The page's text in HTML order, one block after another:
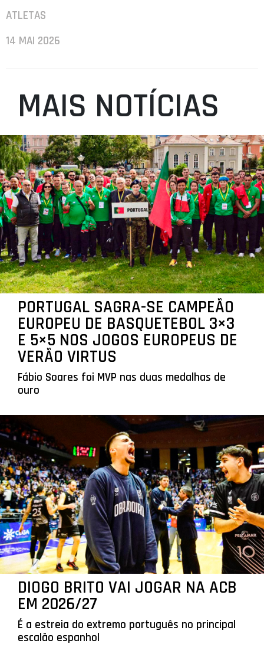
ATLETAS
14 MAI 2026
MAIS NOTÍCIAS
PORTUGAL SAGRA-SE CAMPEÃO
EUROPEU DE BASQUETEBOL 3×3
E 5×5 NOS JOGOS EUROPEUS DE
VERÃO VIRTUS
Fábio Soares foi MVP nas duas medalhas de
ouro
DIOGO BRITO VAI JOGAR NA ACB
EM 2026/27
É a estreia do extremo português no principal
escalão espanhol